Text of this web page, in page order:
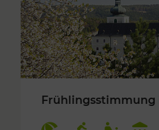
Frühlingsstimmung